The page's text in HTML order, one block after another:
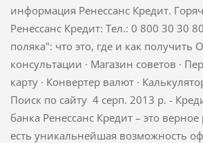
информация Ренессанс Кредит.
Ренессанс Кредит: Тел.: 0 800 30 30
поляка": что это, где и как получить
консультации · Магазин советов ·
карту · Конвертер валют ·
Поиск по сайту 4 серп. 2013 р. -
банка Ренессанс Кредит – это
есть уникальнейшая возможность